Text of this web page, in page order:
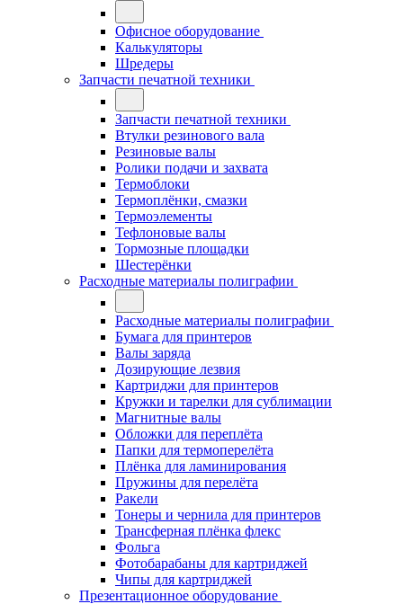
Офисное оборудование
Калькуляторы
Шредеры
Запчасти печатной техники
Запчасти печатной техники
Втулки резинового вала
Резиновые валы
Ролики подачи и захвата
Термоблоки
Термоплёнки, смазки
Термоэлементы
Тефлоновые валы
Тормозные площадки
Шестерёнки
Расходные материалы полиграфии
Расходные материалы полиграфии
Бумага для принтеров
Валы заряда
Дозирующие лезвия
Картриджи для принтеров
Кружки и тарелки для сублимации
Магнитные валы
Обложки для переплёта
Папки для термоперелёта
Плёнка для ламинирования
Пружины для перелёта
Ракели
Тонеры и чернила для принтеров
Трансферная плёнка флекс
Фольга
Фотобарабаны для картриджей
Чипы для картриджей
Презентационное оборудование